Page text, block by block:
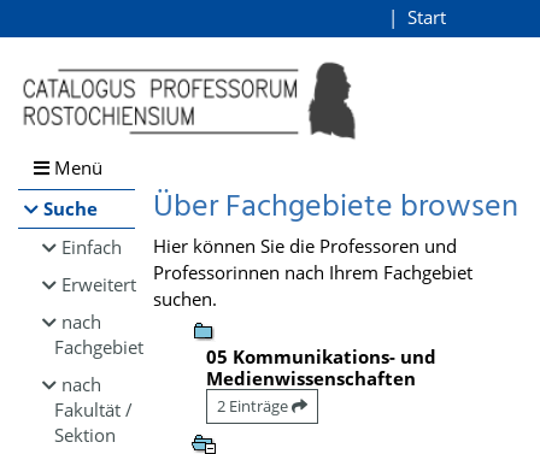
Browsen
direkt zum Inhalt
Start
Menü
Suche
Einfach
Erweitert
nach
Fachgebiet
nach
Fakultät /
Sektion
Über Fachgebiete browsen
Hier können Sie die Professoren und
Professorinnen nach Ihrem Fachgebiet
suchen.
05 Kommunikations- und
Medienwissenschaften
2 Einträge